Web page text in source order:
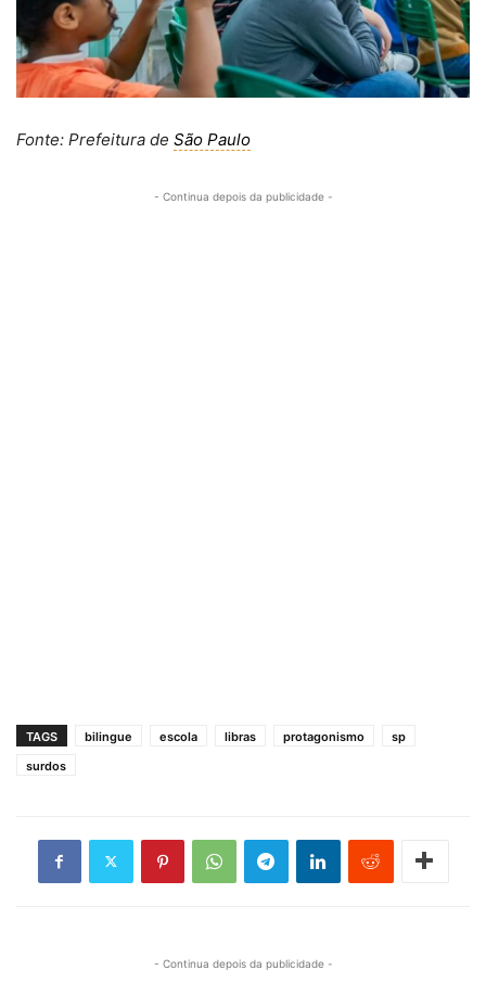
Fonte: Prefeitura de São Paulo
- Continua depois da publicidade -
TAGS bilingue escola libras protagonismo
sp
surdos
- Continua depois da publicidade -